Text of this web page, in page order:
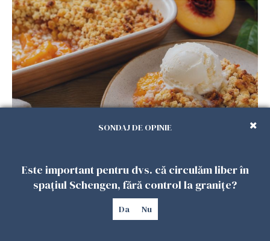
lingură
26 IULIE 2026
SONDAJ DE OPINIE
Este important pentru dvs. că circulăm liber în
spațiul Schengen, fără control la granițe?
Da Nu